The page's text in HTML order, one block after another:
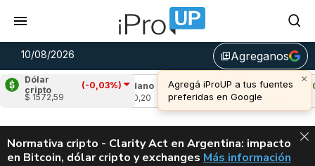
10/08/2026 library_addAgreganos
Dólar
cripto
(-0,03%)
$ 1572,59
Cardano
(-0,70%)
Avalanche
u$s 6,54
ALERTA
Normativa cripto - Clarity Act en Argentina: impacto
en Bitcoin, dólar cripto y exchanges CLARITY ACT EN
Más información